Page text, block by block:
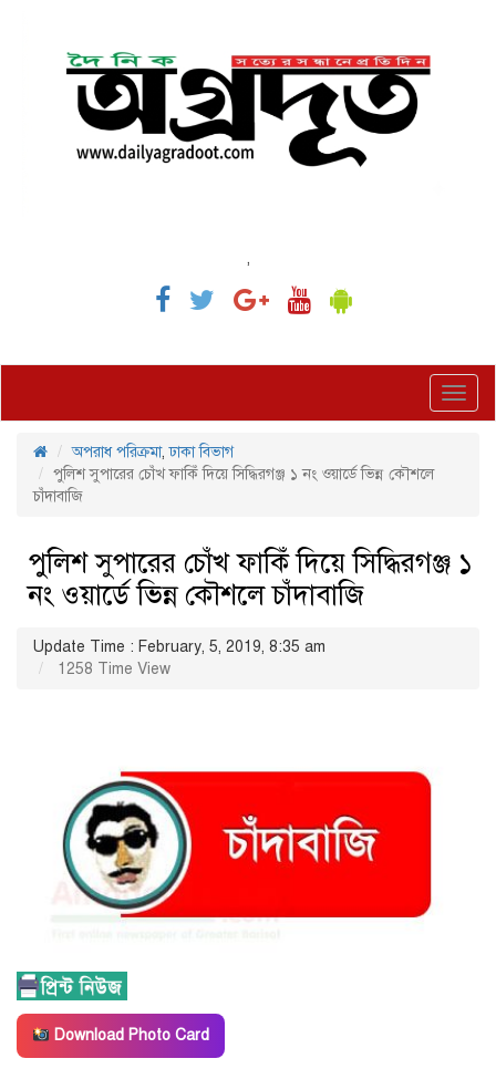
,
অপরাধ পরিক্রমা,ঢাকা বিভাগ
পুলিশ সুপারের চোঁখ ফাকিঁ দিয়ে সিদ্ধিরগঞ্জ ১ নং ওয়ার্ডে ভিন্ন কৌশলে
চাঁদাবাজি
পুলিশ সুপারের চোঁখ ফাকিঁ দিয়ে সিদ্ধিরগঞ্জ ১
নং ওয়ার্ডে ভিন্ন কৌশলে চাঁদাবাজি
Update Time : February, 5, 2019, 8:35 am
1258 Time View
Download Photo Card